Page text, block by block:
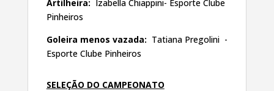
Artilheira: Izabella Chiappini- Esporte Clube
Pinheiros
Goleira menos vazada: Tatiana Pregolini -
Esporte Clube Pinheiros
SELEÇÃO DO CAMPEONATO